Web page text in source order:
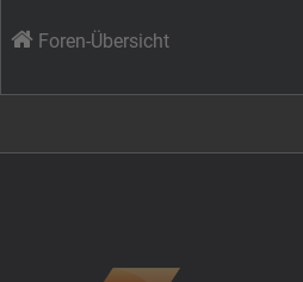
Foren-Übersicht